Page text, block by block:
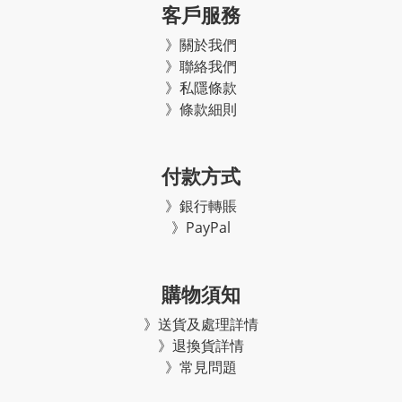
客戶服務
》關於我們
》聯絡我們
》私隱條款
》條款細則
付款方式
》銀行轉賬
》PayPal
購物須知
》 送貨及處理詳情
》 退換貨詳情
》常見問題